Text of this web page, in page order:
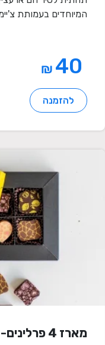
המיוחדים בעמותת
₪
להזמנה
מארז 4 פרלינים- תודה